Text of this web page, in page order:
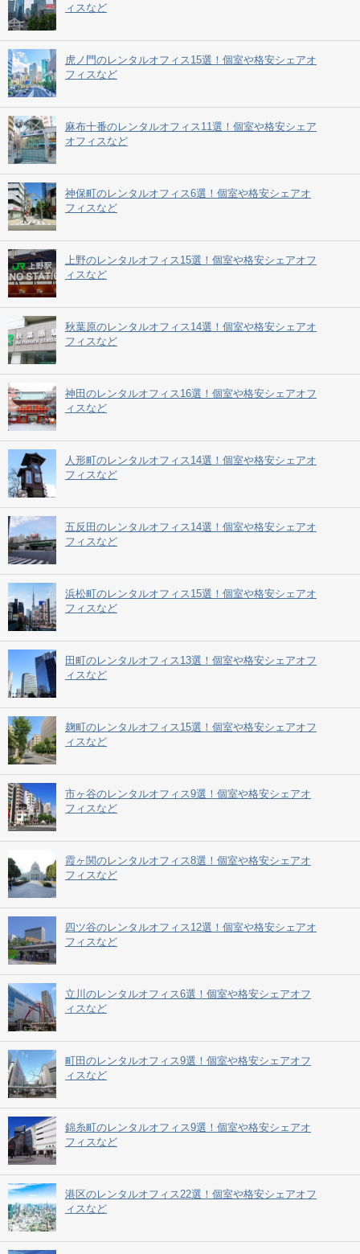
ィスなど
虎ノ門のレンタルオフィス15選！個室や格安シェアオ
フィスなど
麻布十番のレンタルオフィス11選！個室や格安シェア
オフィスなど
神保町のレンタルオフィス6選！個室や格安シェアオ
フィスなど
上野のレンタルオフィス15選！個室や格安シェアオフ
ィスなど
秋葉原のレンタルオフィス14選！個室や格安シェアオ
フィスなど
神田のレンタルオフィス16選！個室や格安シェアオフ
ィスなど
人形町のレンタルオフィス14選！個室や格安シェアオ
フィスなど
五反田のレンタルオフィス14選！個室や格安シェアオ
フィスなど
浜松町のレンタルオフィス15選！個室や格安シェアオ
フィスなど
田町のレンタルオフィス13選！個室や格安シェアオフ
ィスなど
麹町のレンタルオフィス15選！個室や格安シェアオフ
ィスなど
市ヶ谷のレンタルオフィス9選！個室や格安シェアオ
フィスなど
霞ヶ関のレンタルオフィス8選！個室や格安シェアオ
フィスなど
四ツ谷のレンタルオフィス12選！個室や格安シェアオ
フィスなど
立川のレンタルオフィス6選！個室や格安シェアオフ
ィスなど
町田のレンタルオフィス9選！個室や格安シェアオフ
ィスなど
錦糸町のレンタルオフィス9選！個室や格安シェアオ
フィスなど
港区のレンタルオフィス22選！個室や格安シェアオフ
ィスなど